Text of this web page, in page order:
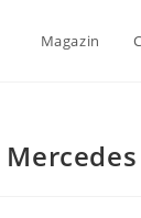
Magazin